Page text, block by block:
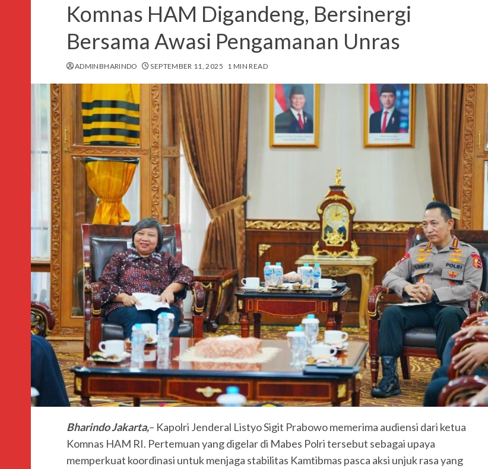
Komnas HAM Digandeng, Bersinergi
Bersama Awasi Pengamanan Unras
ADMINBHARINDO SEPTEMBER 11, 2025 1 MIN READ
Bharindo Jakarta,– Kapolri Jenderal Listyo Sigit Prabowo memerima audiensi dari ketua
Komnas HAM RI. Pertemuan yang digelar di Mabes Polri tersebut sebagai upaya
memperkuat koordinasi untuk menjaga stabilitas Kamtibmas pasca aksi unjuk rasa yang